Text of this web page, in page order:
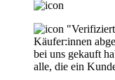
Käufer:innen
bei uns gekauft
alle, die ein